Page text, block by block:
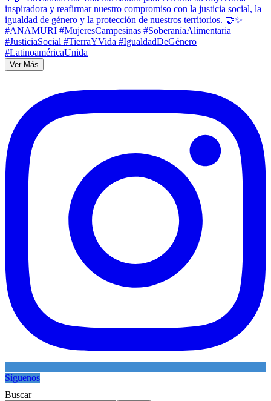
Ver Más
Síguenos
Buscar